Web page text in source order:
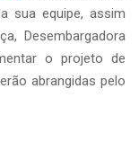
sua equipe, assim
Desembargadora
o projeto de
abrangidas pelo